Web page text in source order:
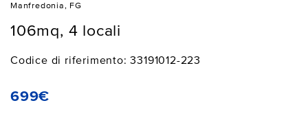
Manfredonia, FG
106mq, 4 locali
Codice di riferimento: 33191012-223
699€